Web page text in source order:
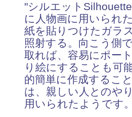
"シルエット
に人物画に用いられ
紙を貼りつけたガラ
照射する。向こう側
取れば、容易にポー
り絵にすることも可
的簡単に作成するこ
は、親しい人とのや
用いられたようです。